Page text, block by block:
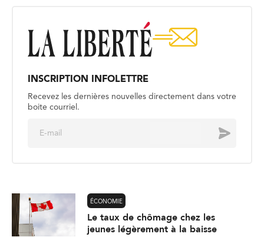
INSCRIPTION INFOLETTRE
Recevez les dernières nouvelles directement dans votre
boite courriel.
Envoyer
ÉCONOMIE
Le taux de chômage chez les
jeunes légèrement à la baisse